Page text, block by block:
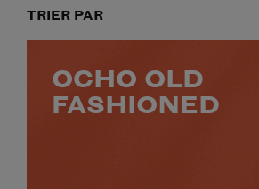
TRIER PAR
OCHO OLD
FASHIONED